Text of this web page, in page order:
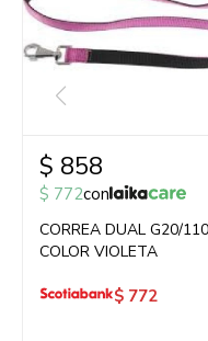
$ 858
$ 772con
CORREA DUAL G20/110
COLOR VIOLETA
$ 772